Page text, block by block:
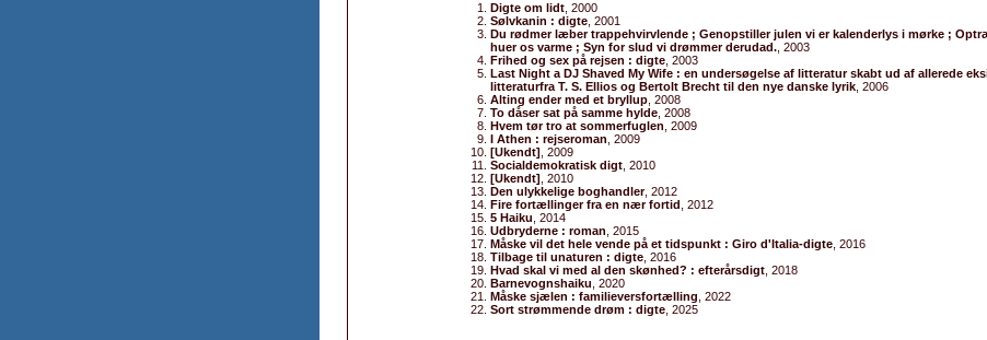
Digte om lidt , 2000
Sølvkanin : digte , 2001
Du rødmer læber trappehvirvlende ; Genopstiller julen vi er kalenderlys i mørke ;
huer os varme ; Syn for slud vi drømmer derudad. , 2003
Frihed og sex på rejsen : digte , 2003
Last Night a DJ Shaved My Wife : en undersøgelse af litteratur skabt ud af allerede
litteraturfra T. S. Ellios og Bertolt Brecht til den nye danske lyrik , 2006
Alting ender med et bryllup , 2008
To dåser sat på samme hylde , 2008
Hvem tør tro at sommerfuglen , 2009
I Athen : rejseroman , 2009
[Ukendt] , 2009
Socialdemokratisk digt , 2010
[Ukendt] , 2010
Den ulykkelige boghandler, 2012
Fire fortællinger fra en nær fortid , 2012
5 Haiku , 2014
Udbryderne : roman , 2015
Måske vil det hele vende på et tidspunkt : Giro d'Italia-digte , 2016
Tilbage til unaturen : digte , 2016
Hvad skal vi med al den skønhed? : efterårsdigt , 2018
Barnevognshaiku , 2020
Måske sjælen : familieversfortælling , 2022
Sort strømmende drøm : digte , 2025